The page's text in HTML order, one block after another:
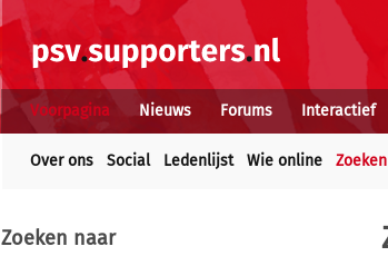
Voorpagina Nieuws Forums Interactief
Over ons Social Ledenlijst Wie online Zoeken
Zoeken naar